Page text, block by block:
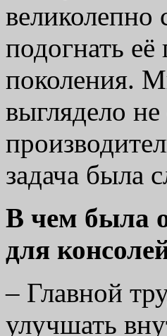
великолепно
подогнать
поколения.
выглядело
задача была
В чем была
для
– Главной
улучшать